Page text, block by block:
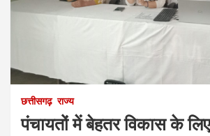
छत्तीसगढ़ राज्य
पंचायतों में बेहतर विकास के